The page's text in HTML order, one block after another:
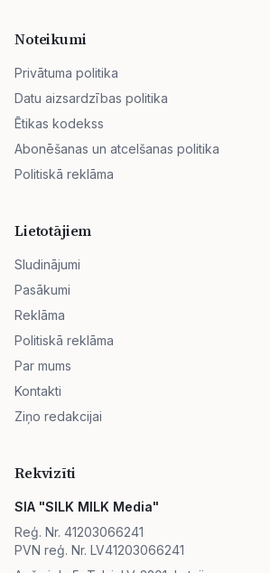
Noteikumi
Privātuma politika
Datu aizsardzības politika
Ētikas kodekss
Abonēšanas un atcelšanas politika
Politiskā reklāma
Lietotājiem
Sludinājumi
Pasākumi
Reklāma
Politiskā reklāma
Par mums
Kontakti
Ziņo redakcijai
Rekvizīti
SIA "SILK MILK Media"
Reģ. Nr. 41203066241
PVN reģ. Nr. LV41203066241